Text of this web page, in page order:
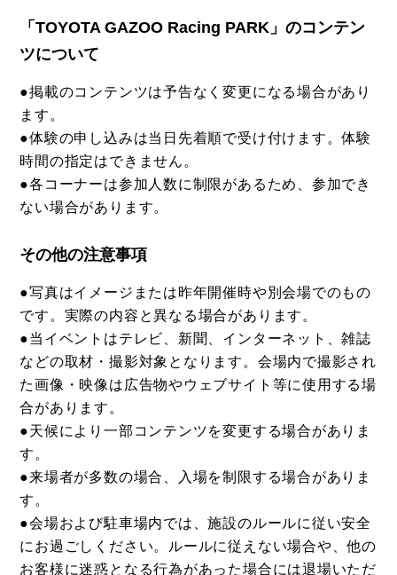
「TOYOTA GAZOO Racing PARK」のコンテン
ツについて
●掲載のコンテンツは予告なく変更になる場合があり
ます。
●体験の申し込みは当日先着順で受け付けます。体験
時間の指定はできません。
●各コーナーは参加人数に制限があるため、参加でき
ない場合があります。
その他の注意事項
●写真はイメージまたは昨年開催時や別会場でのもの
です。実際の内容と異なる場合があります。
●当イベントはテレビ、新聞、インターネット、雑誌
などの取材・撮影対象となります。会場内で撮影され
た画像・映像は広告物やウェブサイト等に使用する場
合があります。
●天候により一部コンテンツを変更する場合がありま
す。
●来場者が多数の場合、入場を制限する場合がありま
す。
●会場および駐車場内では、施設のルールに従い安全
にお過ごしください。ルールに従えない場合や、他の
お客様に迷惑となる行為があった場合には退場いただ